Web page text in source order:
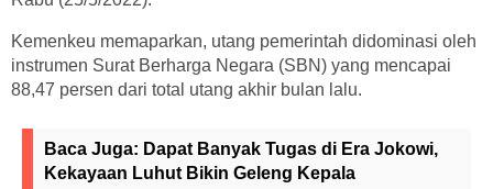
Kemenkeu memaparkan, utang pemerintah didominasi oleh
instrumen Surat Berharga Negara (SBN) yang mencapai
88,47 persen dari total utang akhir bulan lalu.
Baca Juga: Dapat Banyak Tugas di Era Jokowi,
Kekayaan Luhut Bikin Geleng Kepala